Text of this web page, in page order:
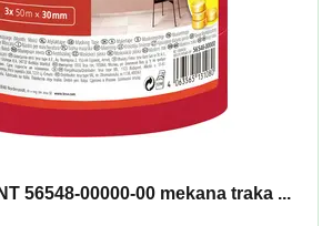
56548-00000-00 mekana traka ...